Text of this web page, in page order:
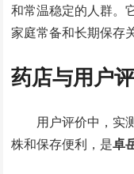
和常温稳定的人群。
家庭常备和长期保存
药店与用户
用户评价中，实
株和保存便利，是卓